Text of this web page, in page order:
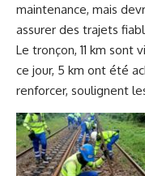
maintenance, mais
assurer des trajets
Le tronçon, 11 km sont
ce jour, 5 km ont été
renforcer, soulignent